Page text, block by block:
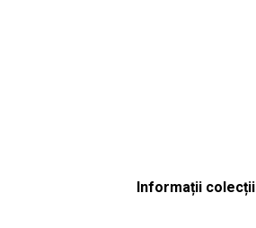
Informații colecții